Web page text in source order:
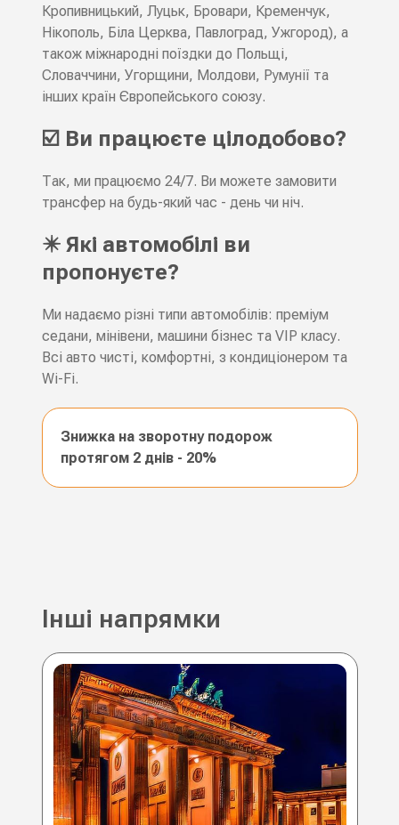
Кропивницький, Луцьк, Бровари, Кременчук,
Нікополь, Біла Церква, Павлоград, Ужгород), а
також міжнародні поїздки до Польщі,
Словаччини, Угорщини, Молдови, Румунії та
інших країн Європейського союзу.
☑️ Ви працюєте цілодобово?
Так, ми працюємо 24/7. Ви можете замовити
трансфер на будь-який час - день чи ніч.
✴️ Які автомобілі ви
пропонуєте?
Ми надаємо різні типи автомобілів: преміум
седани, мінівени, машини бізнес та VIP класу.
Всі авто чисті, комфортні, з кондиціонером та
Wi-Fi.
Знижка на зворотну подорож
протягом 2 днів - 20%
Інші напрямки